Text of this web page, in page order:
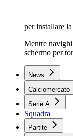
per installare
Mentre
schermo per
News
Calciomercato
Serie A
Squadra
Partite